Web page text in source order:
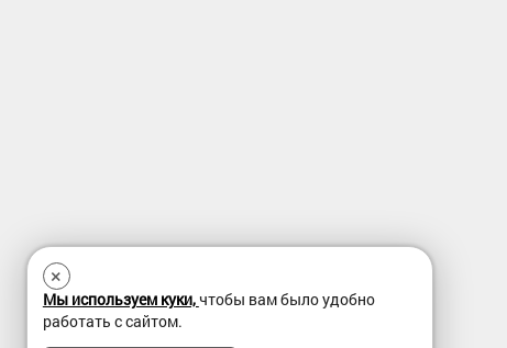
×
Мы используем куки,чтобы вам было удобно
работать с сайтом.